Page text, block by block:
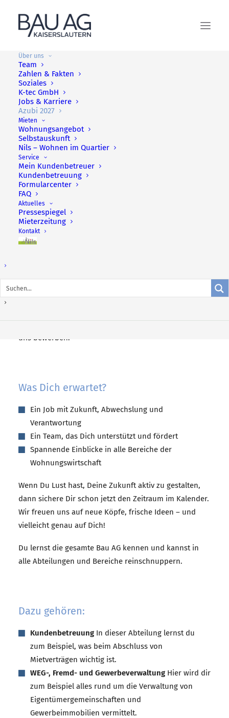
Über uns
Team
Zahlen & Fakten
Soziales
K-tec GmbH
Jobs & Karriere
Azubi 2027
Mieten
Wohnungsangebot
Selbstauskunft
Nils – Wohnen im Quartier
Service
Mein Kundenbetreuer
Kundenbetreuung
Formularcenter
FAQ
Aktuelles
Pressespiegel
Mieterzeitung
Kontakt
im
Unser Ausbildungsplatz für den Ausbildungsberuf
Immobilienkaufmann/-frau für 2026 ist bereits
vergeben.
Wer Interesse an einer Ausbildung zum/zur
Immobilienkaufmann/-frau hat, kann sich ab Herbst
garantiert nicht.
uns bewerben.
Was Dich erwartet?
Ein Job mit Zukunft, Abwechslung und
Verantwortung
Ein Team, das Dich unterstützt und fördert
Spannende Einblicke in alle Bereiche der
Wohnungswirtschaft
Wenn Du Lust hast, Deine Zukunft aktiv zu gestalten,
dann sichere Dir schon jetzt den Zeitraum im Kalender.
Wir freuen uns auf neue Köpfe, frische Ideen – und
vielleicht genau auf Dich!
Du lernst die gesamte Bau AG kennen und kannst in
alle Abteilungen und Bereiche reinschnuppern.
Dazu gehören:
KundenbetreuungIn dieser Abteilung lernst du
zum Beispiel, was beim Abschluss von
Mietverträgen wichtig ist.
WEG-, Fremd- und GewerbeverwaltungHier wird dir
zum Beispiel alles rund um die Verwaltung von
Eigentümergemeinschaften und
Gewerbeimmobilien vermittelt.